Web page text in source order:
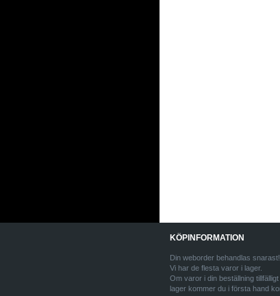
KÖPINFORMATION
Din weborder behandlas snarast!
Vi har de flesta varor i lager.
Om varor i din beställning
lager kommer du i första hand